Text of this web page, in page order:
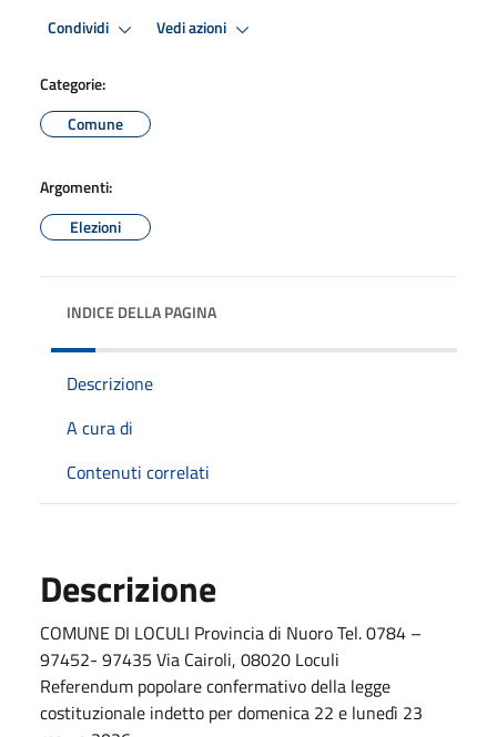
Condividi Vedi azioni
Categorie:
Comune
Argomenti:
Elezioni
INDICE DELLA PAGINA
Descrizione
A cura di
Contenuti correlati
Descrizione
COMUNE DI LOCULI Provincia di Nuoro Tel. 0784 –
97452- 97435 Via Cairoli, 08020 Loculi
Referendum popolare confermativo della legge
costituzionale indetto per domenica 22 e lunedì 23